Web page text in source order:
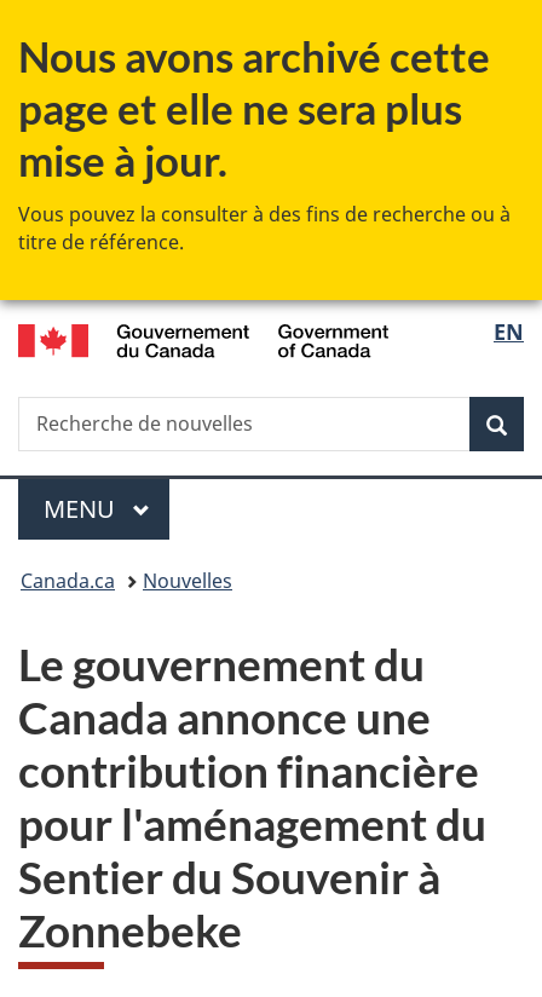
Nous avons archivé cette
page et elle ne sera plus
mise à jour.
Vous pouvez la consulter à des fins de recherche ou à
titre de référence.
au
principal
à
Au
»
à
version
de
la
EN
Recherche
Recherche
de
Menu
MENU PRINCIPAL
Vous
ici :
Canada.ca Nouvelles
Le gouvernement du
Canada annonce une
contribution financière
pour l'aménagement du
Sentier du Souvenir à
Zonnebeke